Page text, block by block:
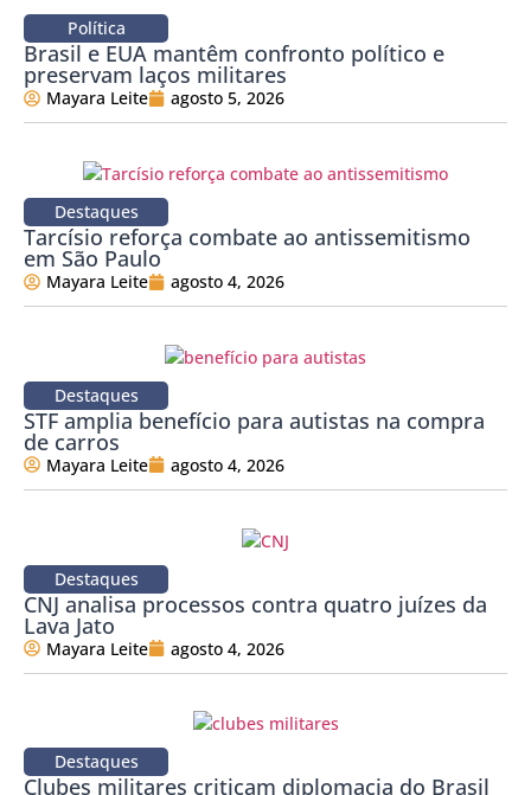
Política
Brasil e EUA mantêm confronto político e
preservam laços militares
Mayara Leite agosto 5, 2026
Destaques
Tarcísio reforça combate ao antissemitismo
em São Paulo
Mayara Leite agosto 4, 2026
Destaques
STF amplia benefício para autistas na compra
de carros
Mayara Leite agosto 4, 2026
Destaques
CNJ analisa processos contra quatro juízes da
Lava Jato
Mayara Leite agosto 4, 2026
Destaques
Clubes militares criticam diplomacia do Brasil